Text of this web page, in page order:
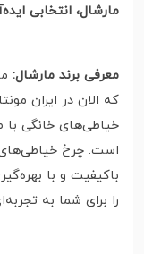
مارشال، انتخابی
معرفی برند مارشال:
که الان در ایران
خیاطی‌های خانگی با
است. چرخ خیاطی‌های
باکیفیت و با
را برای شما به